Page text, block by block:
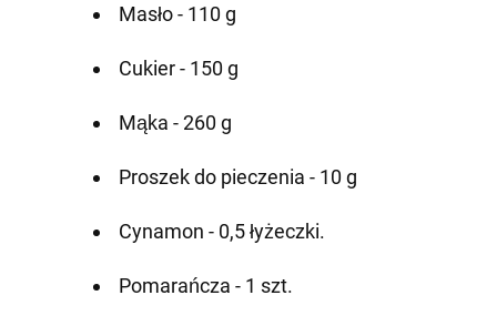
Masło - 110 g
Cukier - 150 g
Mąka - 260 g
Proszek do pieczenia - 10 g
Cynamon - 0,5 łyżeczki.
Pomarańcza - 1 szt.